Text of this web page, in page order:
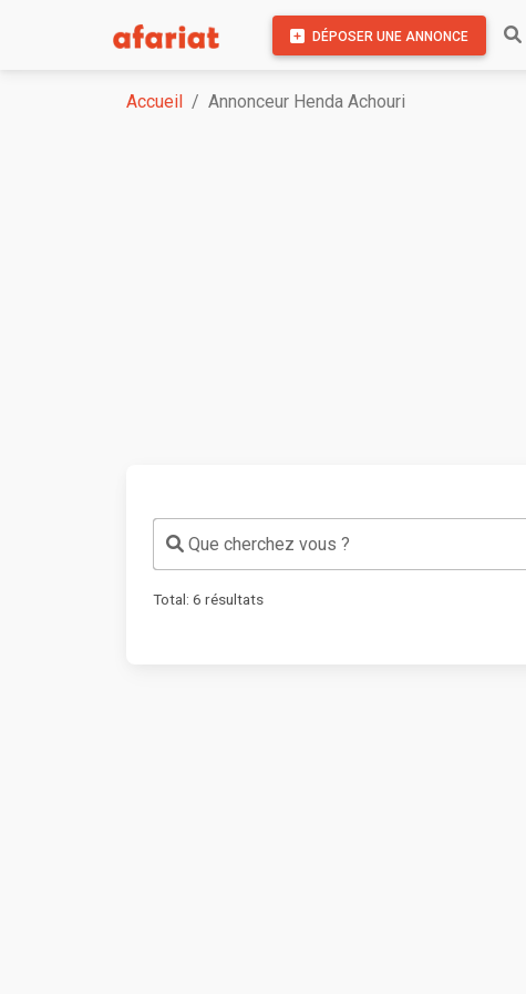
DÉPOSER UNE ANNONCE
Accueil Annonceur Henda Achouri
Que cherchez vous ?
Total: 6 résultats